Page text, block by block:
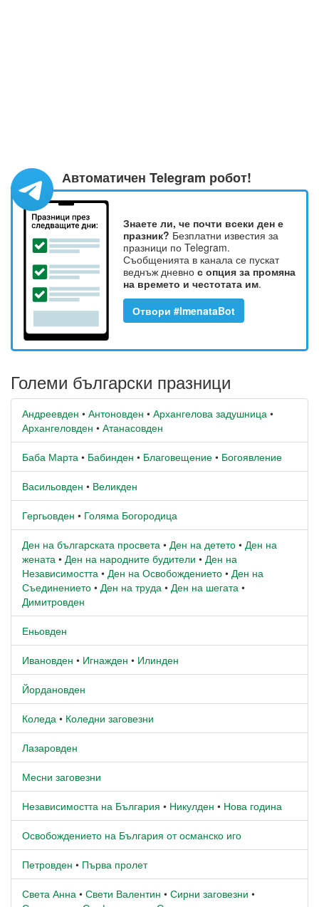
Автоматичен Telegram робот!
Знаете ли, че почти всеки ден е
празник? Безплатни известия за
празници по Telegram.
Съобщенията в канала се пускат
веднъж дневно с опция за промяна
на времето и честотата им.
Отвори #ImenataBot
Големи български празници
Андреевден • Антоновден • Архангелова задушница •
Архангеловден • Атанасовден
Баба Марта • Бабинден • Благовещение • Богоявление
Васильовден • Великден
Гергьовден • Голяма Богородица
Ден на българската просвета • Ден на детето • Ден на
жената • Ден на народните будители • Ден на
Независимостта • Ден на Освобождението • Ден на
Съединението • Ден на труда • Ден на шегата •
Димитровден
Еньовден
Ивановден • Игнажден • Илинден
Йордановден
Коледа • Коледни заговезни
Лазаровден
Месни заговезни
Независимостта на България • Никулден • Нова година
Освобождението на България от османско иго
Петровден • Първа пролет
Света Анна • Свети Валентин • Сирни заговезни •